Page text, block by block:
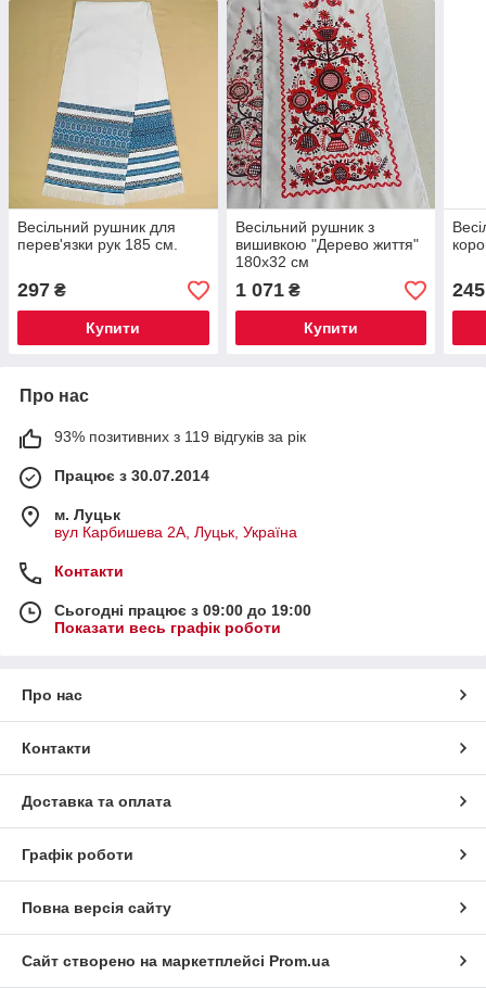
Весільний рушник для
перев'язки рук 185 см.
297 ₴
Купити
Весільний рушник з
вишивкою "Дерево життя"
180х32 см
1 071₴
Купити
245
Про нас
93% позитивних з 119 відгуків за рік
Працює з 30.07.2014
м. Луцьк
вул Карбишева 2А, Луцьк, Україна
Контакти
Сьогодні працює з 09:00 до 19:00
Показати весь графік роботи
Про нас
Контакти
Доставка та оплата
Графік роботи
Повна версія сайту
Сайт створено на маркетплейсі Prom.ua